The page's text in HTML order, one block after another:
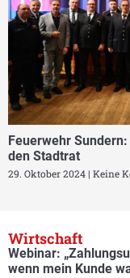
Feuerwehr
den Stadtrat
29. Oktober 2024 Keine
Wirtschaft
Webinar:
wenn mein Kunde